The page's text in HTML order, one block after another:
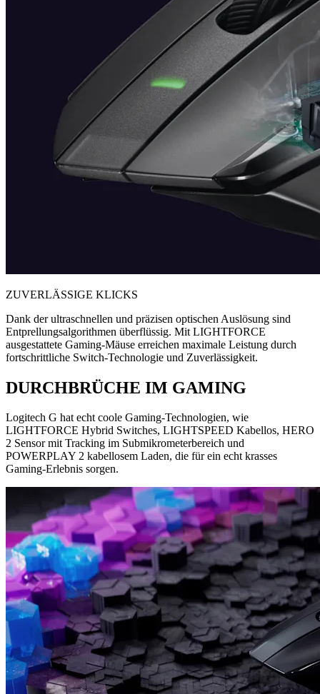
ZUVERLÄSSIGE KLICKS
Dank der ultraschnellen und präzisen optischen Auslösung sind
Entprellungsalgorithmen überflüssig. Mit LIGHTFORCE
ausgestattete Gaming-Mäuse erreichen maximale Leistung durch
fortschrittliche Switch-Technologie und Zuverlässigkeit.
DURCHBRÜCHE IM GAMING
Logitech G hat echt coole Gaming-Technologien, wie
LIGHTFORCE Hybrid Switches, LIGHTSPEED Kabellos, HERO
2 Sensor mit Tracking im Submikrometerbereich und
POWERPLAY 2 kabellosem Laden, die für ein echt krasses
Gaming-Erlebnis sorgen.